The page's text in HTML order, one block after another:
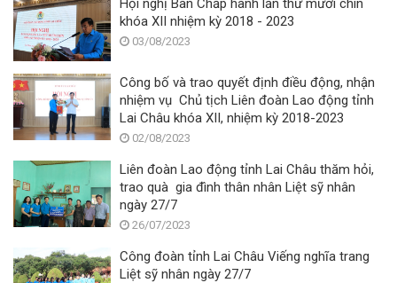
Hội nghị Ban Chấp hành lần thứ mười chín
khóa XII nhiệm kỳ 2018 - 2023
03/08/2023
Công bố và trao quyết định điều động, nhận
nhiệm vụ Chủ tịch Liên đoàn Lao động tỉnh
Lai Châu khóa XII, nhiệm kỳ 2018-2023
02/08/2023
Liên đoàn Lao động tỉnh Lai Châu thăm hỏi,
trao quà gia đình thân nhân Liệt sỹ nhân
ngày 27/7
26/07/2023
Công đoàn tỉnh Lai Châu Viếng nghĩa trang
Liệt sỹ nhân ngày 27/7